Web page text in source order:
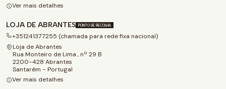
Ver mais detalhes
LOJA DE ABRANTES PONTO DE RECOLHA
+351241377255 (chamada para rede fixa nacional)
Loja de Abrantes
Rua Monteiro de Lima , nº 29 B
2200-428 Abrantes
Santarém - Portugal
Ver mais detalhes